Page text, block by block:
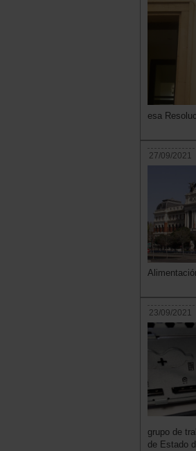
esa
27/09/2021
23/09/2021
grupo de
de Estado